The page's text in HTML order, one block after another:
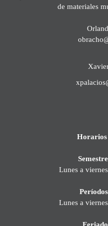
de materiales
Horarios
Lunes a
Lunes a